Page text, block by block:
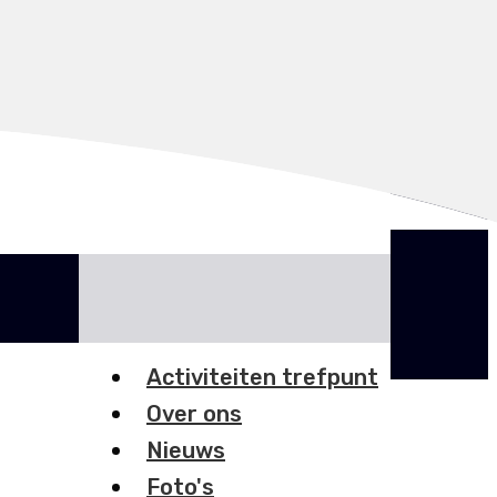
Activiteiten trefpunt
Over ons
Nieuws
Foto's